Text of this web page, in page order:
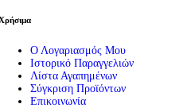
Ο Λογαριασμός Μου
Ιστορικό Παραγγελιών
Λίστα Αγαπημένων
Σύγκριση Προϊόντων
Επικοινωνία